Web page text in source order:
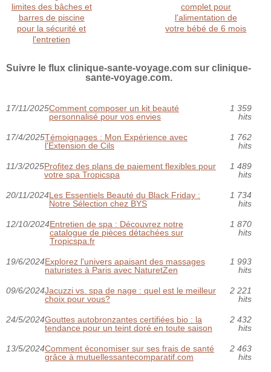
limites des bâches et
barres de piscine
pour la sécurité et
l'entretien
complet pour
l'alimentation de
votre bébé de 6 mois
Suivre le flux clinique-sante-voyage.com sur clinique-
sante-voyage.com.
17/11/2025Comment composer un kit beauté
personnalisé pour vos envies
1 359
hits
17/4/2025Témoignages : Mon Expérience avec
l'Extension de Cils
1 762
hits
11/3/2025Profitez des plans de paiement flexibles pour
votre spa Tropicspa
1 489
hits
20/11/2024Les Essentiels Beauté du Black Friday :
Notre Sélection chez BYS
1 734
hits
12/10/2024Entretien de spa : Découvrez notre
catalogue de pièces détachées sur
Tropicspa.fr
1 870
hits
19/6/2024Explorez l'univers apaisant des massages
naturistes à Paris avec NaturetZen
1 993
hits
09/6/2024Jacuzzi vs. spa de nage : quel est le meilleur
choix pour vous?
2 221
hits
24/5/2024Gouttes autobronzantes certifiées bio : la
tendance pour un teint doré en toute saison
2 432
hits
13/5/2024Comment économiser sur ses frais de santé
grâce à mutuellessantecomparatif.com
2 463
hits